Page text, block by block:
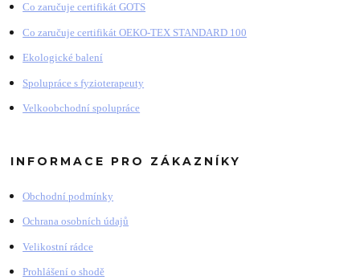
Co zaručuje certifikát GOTS
Co zaručuje certifikát OEKO-TEX STANDARD 100
Ekologické balení
Spolupráce s fyzioterapeuty
Velkoobchodní spolupráce
INFORMACE PRO ZÁKAZNÍKY
Obchodní podmínky
Ochrana osobních údajů
Velikostní rádce
Prohlášení o shodě